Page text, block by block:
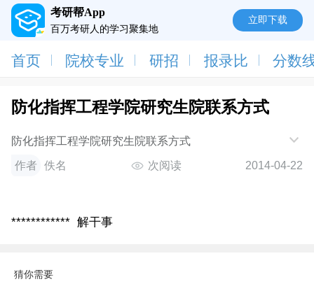
考研帮App
百万考研人的学习聚集地
立即下载
首页 院校专业 研招 报录比 分数
防化指挥工程学院研究生院联系方式
防化指挥工程学院研究生院联系方式
作者 佚名 次阅读 2014-04-22
************ 解干事